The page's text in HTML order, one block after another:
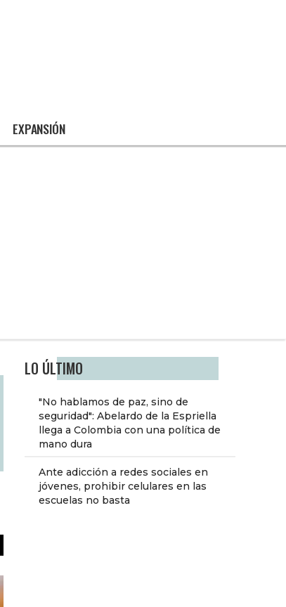
EXPANSIÓN
LO ÚLTIMO
"No hablamos de paz, sino de
seguridad": Abelardo de la Espriella
llega a Colombia con una política de
mano dura
Ante adicción a redes sociales en
jóvenes, prohibir celulares en las
escuelas no basta